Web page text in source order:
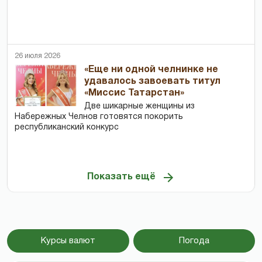
26 июля 2026
«Еще ни одной челнинке не
удавалось завоевать титул
«Миссис Татарстан»
Две шикарные женщины из
Набережных Челнов готовятся покорить
республиканский конкурс
Показать ещё
Курсы валют Погода